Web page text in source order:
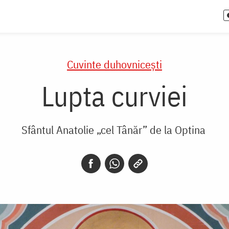
Cuvinte duhovnicești
Lupta curviei
Sfântul Anatolie „cel Tânăr” de la Optina